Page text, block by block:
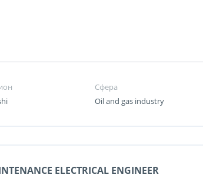
Сфера
Oil and gas industry
ELECTRICAL ENGINEER